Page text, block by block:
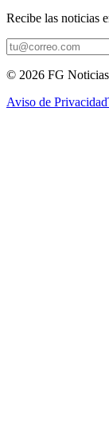
Recibe las noticias
© 2026 FG Noticias
Aviso de Privacidad